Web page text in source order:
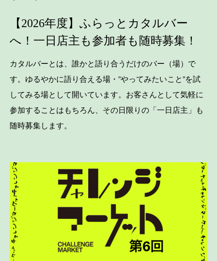
【2026年度】ふらっとカタルバー
へ！一日店主も参加者も随時募集！
カタルバーとは、誰かと語り合うだけのバー（場）で
す。ゆるやかに語り合える場・”やってみたいこと”を試
してみる場として開いています。お客さんとして気軽に
参加することはもちろん、その日限りの「一日店主」も
随時募集します。